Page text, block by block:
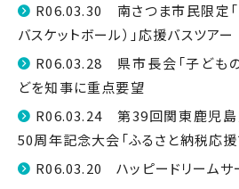
R06.03.30 南さつま市民限定「
バスケットボール）」応援バスツアー
R06.03.28 県市長会「子ども
どを知事に重点要望
R06.03.24 第39回関東鹿児
50周年記念大会「ふるさと納税応援
R06.03.20 ハッピードリームサ